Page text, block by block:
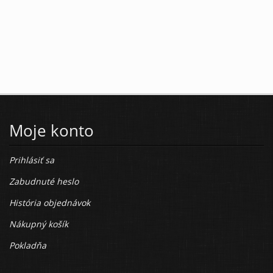
Moje konto
Prihlásiť sa
Zabudnuté heslo
História objednávok
Nákupný košík
Pokladňa